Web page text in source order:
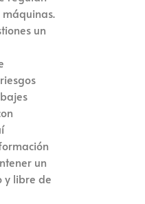
máquinas.
un
un
y libre de